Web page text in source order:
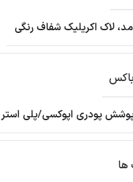
لاک اکریلیک شفاف رنگی
پوشش پودری اپوکسی/پلی استر
ها